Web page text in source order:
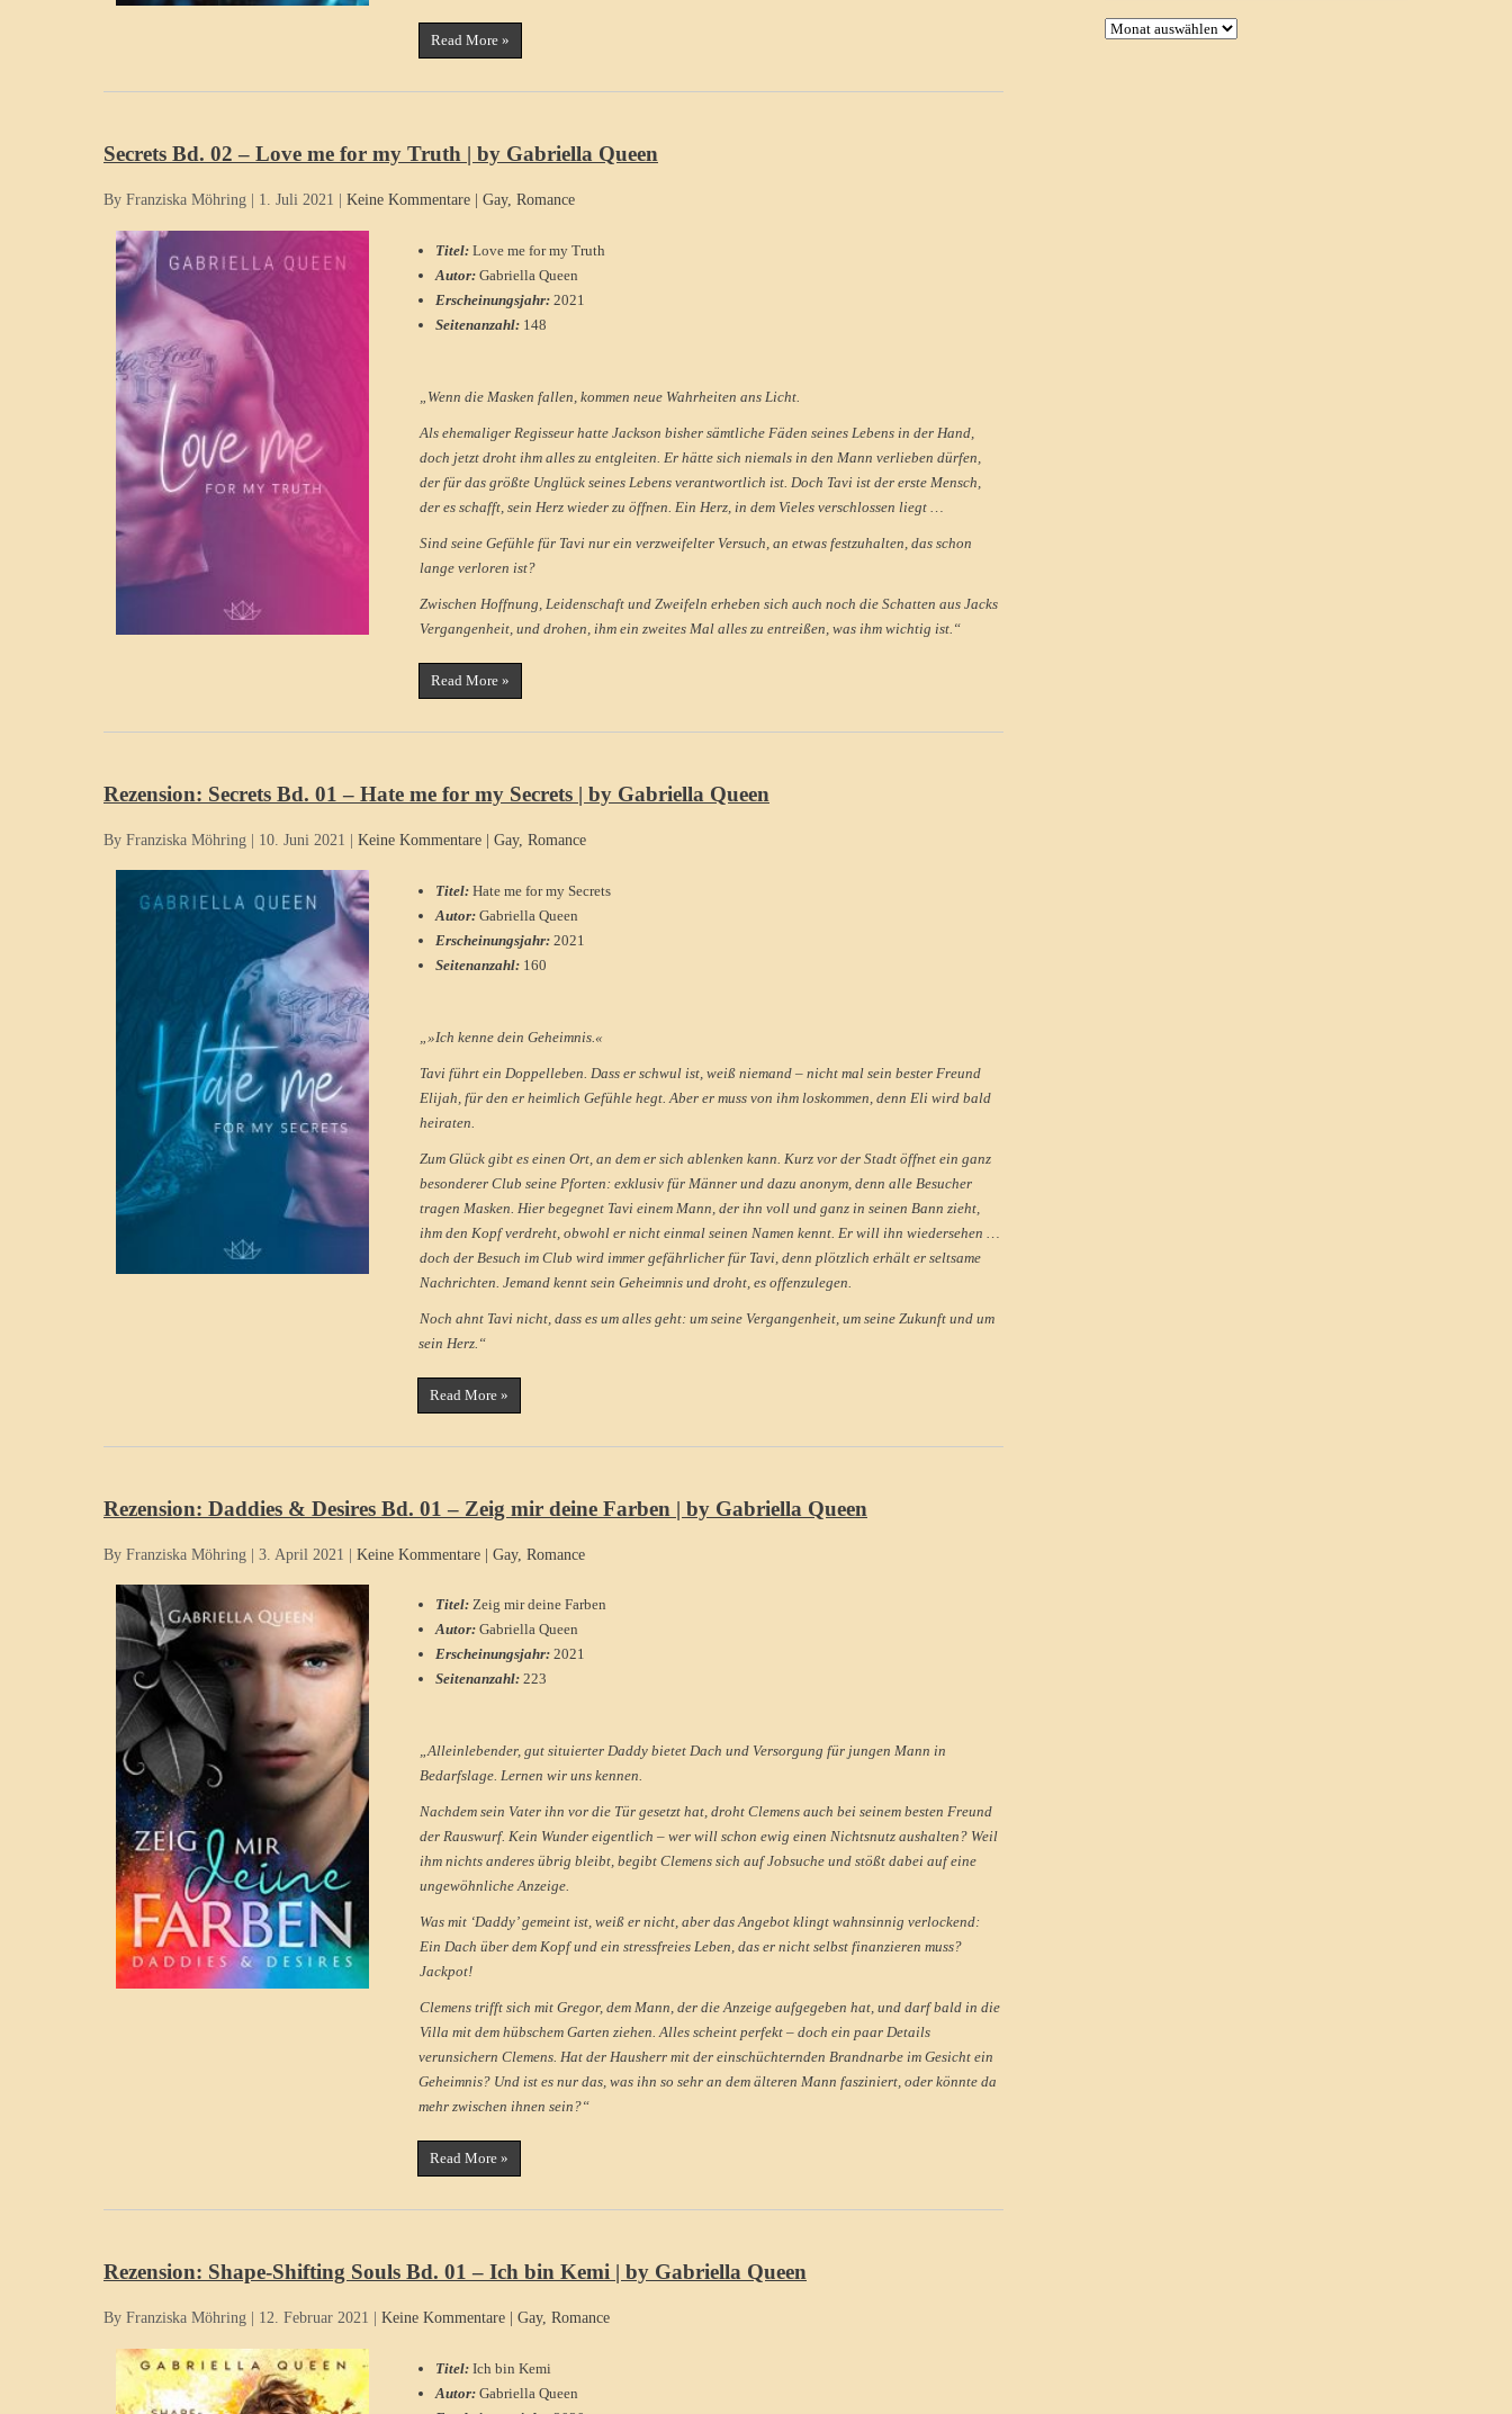
Read More »
Secrets Bd. 02 – Love me for my Truth | by Gabriella Queen
By Franziska Möhring 1. Juli 2021 Keine Kommentare Gay, Romance
Titel: Love me for my Truth
Autor: Gabriella Queen
Erscheinungsjahr: 2021
Seitenanzahl: 148
„Wenn die Masken fallen, kommen neue Wahrheiten ans Licht.
Als ehemaliger Regisseur hatte Jackson bisher sämtliche Fäden seines Lebens in der Hand,
doch jetzt droht ihm alles zu entgleiten. Er hätte sich niemals in den Mann verlieben dürfen,
der für das größte Unglück seines Lebens verantwortlich ist. Doch Tavi ist der erste Mensch,
der es schafft, sein Herz wieder zu öffnen. Ein Herz, in dem Vieles verschlossen liegt …
Sind seine Gefühle für Tavi nur ein verzweifelter Versuch, an etwas festzuhalten, das schon
lange verloren ist?
Zwischen Hoffnung, Leidenschaft und Zweifeln erheben sich auch noch die Schatten aus Jacks
Vergangenheit, und drohen, ihm ein zweites Mal alles zu entreißen, was ihm wichtig ist.“
Read More »
Rezension: Secrets Bd. 01 – Hate me for my Secrets | by Gabriella Queen
By Franziska Möhring 10. Juni 2021 Keine Kommentare Gay, Romance
Titel: Hate me for my Secrets
Autor: Gabriella Queen
Erscheinungsjahr: 2021
Seitenanzahl: 160
„»Ich kenne dein Geheimnis.«
Tavi führt ein Doppelleben. Dass er schwul ist, weiß niemand – nicht mal sein bester Freund
Elijah, für den er heimlich Gefühle hegt. Aber er muss von ihm loskommen, denn Eli wird bald
heiraten.
Zum Glück gibt es einen Ort, an dem er sich ablenken kann. Kurz vor der Stadt öffnet ein ganz
besonderer Club seine Pforten: exklusiv für Männer und dazu anonym, denn alle Besucher
tragen Masken. Hier begegnet Tavi einem Mann, der ihn voll und ganz in seinen Bann zieht,
ihm den Kopf verdreht, obwohl er nicht einmal seinen Namen kennt. Er will ihn wiedersehen …
doch der Besuch im Club wird immer gefährlicher für Tavi, denn plötzlich erhält er seltsame
Nachrichten. Jemand kennt sein Geheimnis und droht, es offenzulegen.
Noch ahnt Tavi nicht, dass es um alles geht: um seine Vergangenheit, um seine Zukunft und um
sein Herz.“
Read More »
Rezension: Daddies & Desires Bd. 01 – Zeig mir deine Farben | by Gabriella Queen
By Franziska Möhring | 3. April 2021 | Keine Kommentare | Gay, Romance
Titel: Zeig mir deine Farben
Autor: Gabriella Queen
Erscheinungsjahr: 2021
Seitenanzahl: 223
„Alleinlebender, gut situierter Daddy bietet Dach und Versorgung für jungen Mann in
Bedarfslage. Lernen wir uns kennen.
Nachdem sein Vater ihn vor die Tür gesetzt hat, droht Clemens auch bei seinem besten Freund
der Rauswurf. Kein Wunder eigentlich – wer will schon ewig einen Nichtsnutz aushalten? Weil
ihm nichts anderes übrig bleibt, begibt Clemens sich auf Jobsuche und stößt dabei auf eine
ungewöhnliche Anzeige.
Was mit ‘Daddy’ gemeint ist, weiß er nicht, aber das Angebot klingt wahnsinnig verlockend:
Ein Dach über dem Kopf und ein stressfreies Leben, das er nicht selbst finanzieren muss?
Jackpot!
Clemens trifft sich mit Gregor, dem Mann, der die Anzeige aufgegeben hat, und darf bald in die
Villa mit dem hübschem Garten ziehen. Alles scheint perfekt – doch ein paar Details
verunsichern Clemens. Hat der Hausherr mit der einschüchternden Brandnarbe im Gesicht ein
Geheimnis? Und ist es nur das, was ihn so sehr an dem älteren Mann fasziniert, oder könnte da
mehr zwischen ihnen sein?“
Read More »
Rezension: Shape-Shifting Souls Bd. 01 – Ich bin Kemi | by Gabriella Queen
By Franziska Möhring 12. Februar 2021 Keine Kommentare Gay, Romance
Titel: Ich bin Kemi
Autor: Gabriella Queen
Archiv